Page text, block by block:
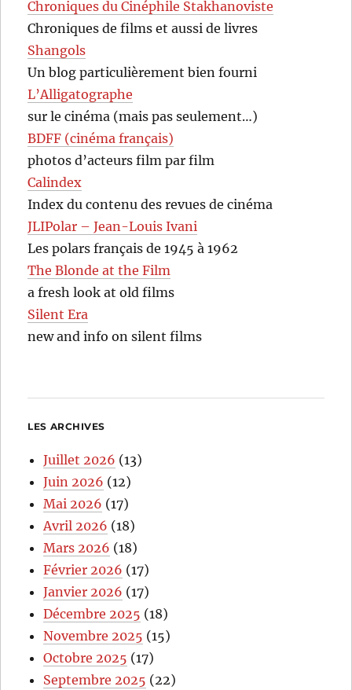
Chroniques du Cinéphile Stakhanoviste
Chroniques de films et aussi de livres
Shangols
Un blog particulièrement bien fourni
L’Alligatographe
sur le cinéma (mais pas seulement…)
BDFF (cinéma français)
photos d’acteurs film par film
Calindex
Index du contenu des revues de cinéma
JLIPolar – Jean-Louis Ivani
Les polars français de 1945 à 1962
The Blonde at the Film
a fresh look at old films
Silent Era
new and info on silent films
LES ARCHIVES
Juillet 2026 (13)
Juin 2026 (12)
Mai 2026 (17)
Avril 2026 (18)
Mars 2026 (18)
Février 2026 (17)
Janvier 2026 (17)
Décembre 2025 (18)
Novembre 2025 (15)
Octobre 2025 (17)
Septembre 2025 (22)